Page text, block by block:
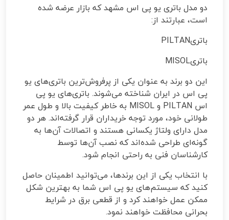
دو مدل باتری یو پی اس مشهد که بازار عرضه شده
است، عبارتند از:
باتریPILTAN
باتریMISOL
این دو برند به عنوان یکی از پرفروش‌ترین باتری‌های یو
پی اس در ایران شناخته می‌شوند. باتری‌های یو پی
اس PILTAN وMISOL به خاطر کیفیت بالا و طول عمر
طولانی خود، مورد توجه خریداران قرار گرفته‌اند. هر دو
مدل دارای ولتاژ یکسانی هستند و اتصالات آن‌ها به
گونه‌ای طراحی شده‌اند که نصب آن‌ها توسط
کارشناسان فنی به راحتی انجام شود.
با انتخاب یکی از این برندها، می‌توانید اطمینان حاصل
کنید که سیستم‌های یو پی اس شما به بهترین شکل
ممکن عمل خواهند کرد و از قطعی برق در شرایط
بحرانی محافظت خواهند نمود.